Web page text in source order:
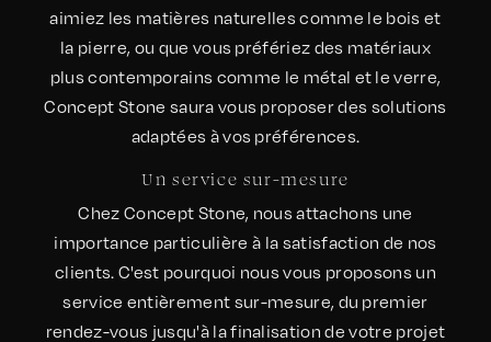
aimiez les matières naturelles comme le bois et
la pierre, ou que vous préfériez des matériaux
plus contemporains comme le métal et le verre,
Concept Stone saura vous proposer des solutions
adaptées à vos préférences.
Un service sur-mesure
Chez Concept Stone, nous attachons une
importance particulière à la satisfaction de nos
clients. C'est pourquoi nous vous proposons un
service entièrement sur-mesure, du premier
rendez-vous jusqu'à la finalisation de votre projet